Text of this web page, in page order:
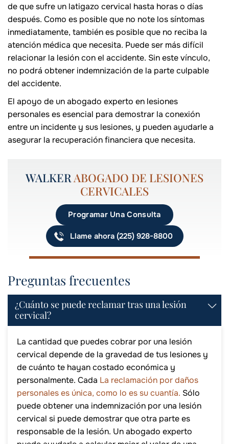
de que sufre un latigazo cervical hasta horas o días
después. Como es posible que no note los síntomas
inmediatamente, también es posible que no reciba la
atención médica que necesita. Puede ser más difícil
relacionar la lesión con el accidente. Sin este vínculo,
no podrá obtener indemnización de la parte culpable
del accidente.
El apoyo de un abogado experto en lesiones
personales es esencial para demostrar la conexión
entre un incidente y sus lesiones, y pueden ayudarle a
asegurar la recuperación financiera que necesita.
WALKERABOGADO DE LESIONES
CERVICALES
Programar Una Consulta
Llame ahora (225) 928-8800
Preguntas frecuentes
¿Cuánto se puede reclamar tras una lesión
cervical?
La cantidad que puedes cobrar por una lesión
cervical depende de la gravedad de tus lesiones y
de cuánto te hayan costado económica y
personalmente. Cada La reclamación por daños
personales es única, como lo es su cuantía. Sólo
puede obtener una indemnización por una lesión
cervical si puede demostrar que otra parte es
responsable de la lesión. Un abogado experto